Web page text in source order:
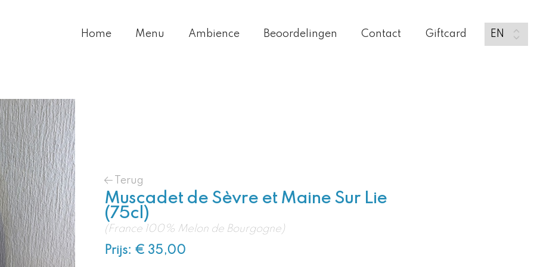
Home Menu Ambience Beoordelingen Contact Giftcard
Terug
Muscadet de Sèvre et Maine Sur Lie
(75cl)
(France 100% Melon de Bourgogne)
Prijs: € 35,00